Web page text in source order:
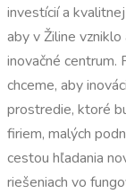
investícií a
aby v Žiline
inovačné centrum.
chceme, aby
prostredie, ktoré
firiem, malých
cestou hľadania
riešeniach vo